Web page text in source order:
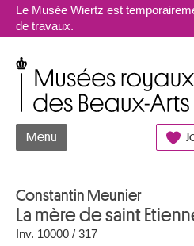
Le Musée Wiertz est
de travaux.
Menu
Constantin Meunier
La mère de saint
Inv. 10000 / 317